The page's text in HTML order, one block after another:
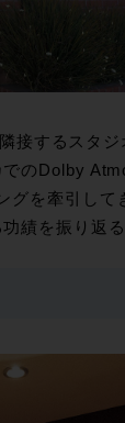
接するスタ
のDolby
グを牽引し
績を振り返